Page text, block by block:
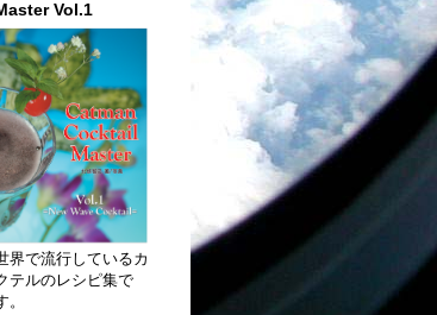
Vol.1
界で流行しているカ
テルのレシピ集で
。